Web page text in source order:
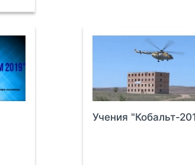
Учения "Кобальт-